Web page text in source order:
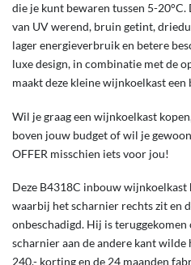
die je kunt bewaren tussen 5-
van UV werend, bruin getint,
lager energieverbruik en betere
luxe design, in combinatie met de
maakt deze kleine wijnkoelkast
Wil je graag een wijnkoelkast
boven jouw budget of wil je
OFFER misschien iets voor jou!
Deze B4318C inbouw wijnkoelkast
waarbij het scharnier rechts zit en
onbeschadigd. Hij is
scharnier aan de andere kant
240,- korting en de 24 maanden